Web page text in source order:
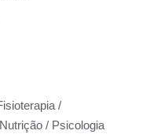
/
/ Psicologia